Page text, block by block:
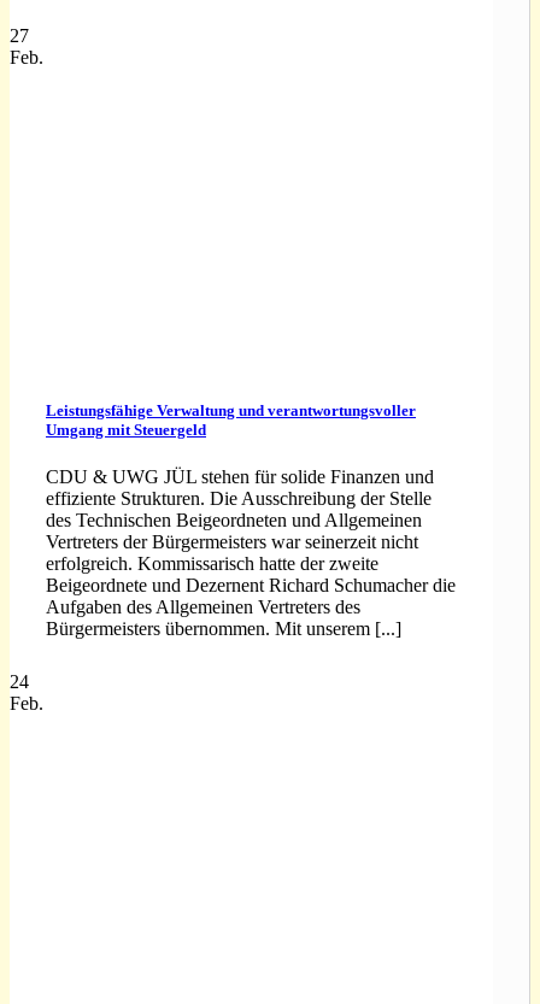
27
Feb.
Leistungsfähige Verwaltung und verantwortungsvoller
Umgang mit Steuergeld
CDU & UWG JÜL stehen für solide Finanzen und
effiziente Strukturen. Die Ausschreibung der Stelle
des Technischen Beigeordneten und Allgemeinen
Vertreters der Bürgermeisters war seinerzeit nicht
erfolgreich. Kommissarisch hatte der zweite
Beigeordnete und Dezernent Richard Schumacher die
Aufgaben des Allgemeinen Vertreters des
Bürgermeisters übernommen. Mit unserem [...]
24
Feb.